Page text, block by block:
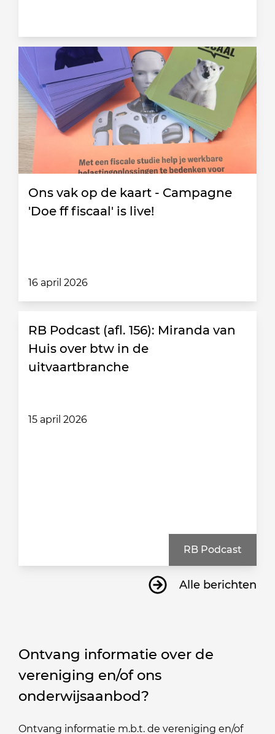
Ons vak op de kaart - Campagne
'Doe ff fiscaal' is live!
16 april 2026
RB Podcast (afl. 156): Miranda van
Huis over btw in de
uitvaartbranche
15 april 2026
RB Podcast
Alle berichten
Ontvang informatie over de
vereniging en/of ons
onderwijsaanbod?
Ontvang informatie m.b.t. de vereniging en/of